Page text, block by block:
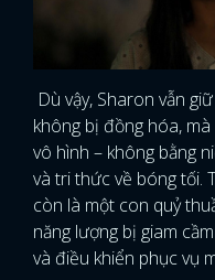
Dù vậy, Sharon vẫn
không bị đồng hóa,
vô hình – không bằng
và tri thức về bóng tối.
còn là một con quỷ
năng lượng bị giam
và điều khiển phục vụ